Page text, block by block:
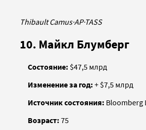
Thibault Camus·AP·TASS
10. Майкл Блумберг
Состояние: $47,5 млрд
Изменение за год: + $7,5 млрд
Источник состояния: Bloomberg
Возраст: 75